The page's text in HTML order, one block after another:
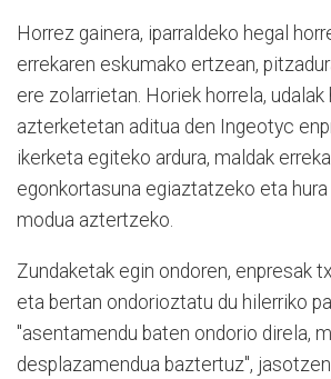
Horrez gainera, iparraldeko hegal
errekaren eskumako ertzean,
ere zolarrietan. Horiek horrela, udalak
azterketetan aditua den Ingeotyc
ikerketa egiteko ardura, maldak
egonkortasuna egiaztatzeko eta
modua aztertzeko.
Zundaketak egin ondoren, enpresak
eta bertan ondorioztatu du hilerriko
"asentamendu baten ondorio direla,
desplazamendua baztertuz",